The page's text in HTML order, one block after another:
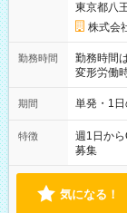
東京都八
株式会
勤務時間
勤務時間
変形労働時間制
～21：00
期間 単発・1
特徴
週1日か
募集
気になる！